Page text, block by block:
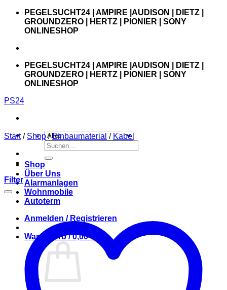
Zum
springen
PEGELSUCHT24 | AMPIRE |AUDISON | DIETZ |
GROUNDZERO | HERTZ | PIONIER | SONY
ONLINESHOP
PEGELSUCHT24 | AMPIRE |AUDISON | DIETZ |
GROUNDZERO | HERTZ | PIONIER | SONY
ONLINESHOP
PS24
Suchen
nach:
Shop
Über Uns
Alarmanlagen
Wohnmobile
Autoterm
Anmelden / Registrieren
Warenkorb /0,00€
Start / Shop / Einbaumaterial / Kabel
Filter